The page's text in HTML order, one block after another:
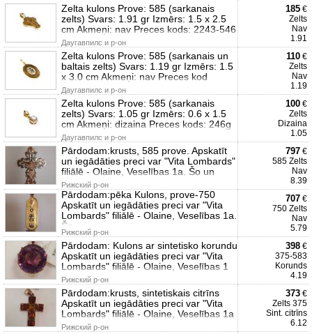
Zelta kulons Prove: 585 (sarkanais
zelts) Svars: 1.91 gr Izmērs: 1.5 x 2.5
cm Akmeņi: nav Preces kods: 2243-546
Даугавпилс и р-он
185 €
Zelts
Nav
1.91
Zelta kulons Prove: 585 (sarkanais un
baltais zelts) Svars: 1.19 gr Izmērs: 1.5
x 3.0 cm Akmeņi: nav Preces kod
Даугавпилс и р-он
110 €
Zelts
Nav
1.19
Zelta kulons Prove: 585 (sarkanais
zelts) Svars: 1.05 gr Izmērs: 0.6 x 1.5
cm Akmeņi: dizaina Preces kods: 246g
Даугавпилс и р-он
100 €
Zelts
Dizaina
1.05
Pārdodam:krusts, 585 prove. Apskatīt
un iegādāties preci var "Vita Lombards"
filiālē - Olaine, Veselības 1a. Šo un
Рижский р-он
797 €
585 Zelts
Nav
8.39
Pārdodam:pēka Kulons, prove-750
Apskatīt un iegādāties preci var "Vita
Lombards" filiālē - Olaine, Veselības 1a.
Šo
Рижский р-он
707 €
750 Zelts
Nav
5.79
Pārdodam: Kulons ar sintetisko korundu
Apskatīt un iegādāties preci var "Vita
Lombards" filiālē - Olaine, Veselības 1
Рижский р-он
398 €
375-583
Korunds
4.19
Pārdodam:krusts, sintetiskais citrīns
Apskatīt un iegādāties preci var "Vita
Lombards" filiālē - Olaine, Veselības 1a
Рижский р-он
373 €
Zelts 375
Sint. citrīns
6.12